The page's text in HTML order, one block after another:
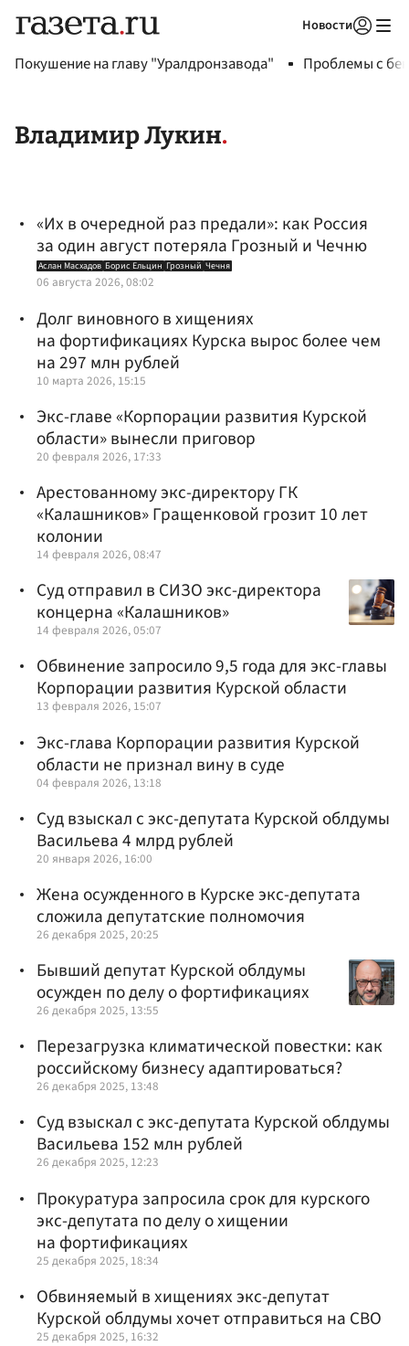
Новости
Покушение на главу "Уралдронзавода" Проблемы с
Владимир Лукин
«Их в очередной раз предали»: как Россия
за один август потеряла Грозный и Чечню
Аслан Масхадов Борис Ельцин Грозный Чечня
06 августа 2026, 08:02
Долг виновного в хищениях
на фортификациях Курска вырос более чем
на 297 млн рублей
10 марта 2026, 15:15
Экс-главе «Корпорации развития Курской
области» вынесли приговор
20 февраля 2026, 17:33
Арестованному экс-директору ГК
«Калашников» Гращенковой грозит 10 лет
колонии
14 февраля 2026, 08:47
Суд отправил в СИЗО экс-директора
концерна «Калашников»
14 февраля 2026, 05:07
Обвинение запросило 9,5 года для экс-главы
Корпорации развития Курской области
13 февраля 2026, 15:07
Экс-глава Корпорации развития Курской
области не признал вину в суде
04 февраля 2026, 13:18
Суд взыскал с экс-депутата Курской облдумы
Васильева 4 млрд рублей
20 января 2026, 16:00
Жена осужденного в Курске экс-депутата
сложила депутатские полномочия
26 декабря 2025, 20:25
Бывший депутат Курской облдумы
осужден по делу о фортификациях
26 декабря 2025, 13:55
Перезагрузка климатической повестки: как
российскому бизнесу адаптироваться?
26 декабря 2025, 13:48
Суд взыскал с экс-депутата Курской облдумы
Васильева 152 млн рублей
26 декабря 2025, 12:23
Прокуратура запросила срок для курского
экс-депутата по делу о хищении
на фортификациях
25 декабря 2025, 18:34
Обвиняемый в хищениях экс-депутат
Курской облдумы хочет отправиться на СВО
25 декабря 2025, 16:32